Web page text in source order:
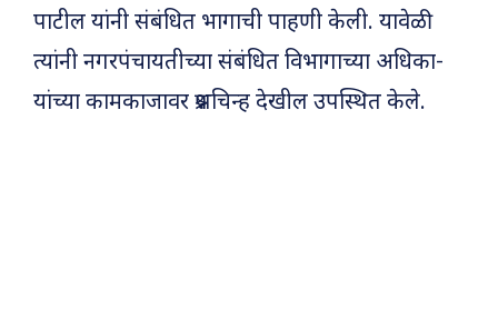
पाटील यांनी संबंधित भागाची पाहणी केली. यावेळी
त्यांनी नगरपंचायतीच्या संबंधित विभागाच्या अधिका-
यांच्या कामकाजावर प्रश्नचिन्ह देखील उपस्थित केले.